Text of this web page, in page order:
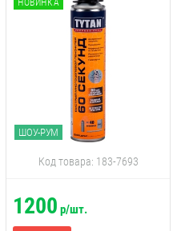
НОВИНКА
ШОУ-РУМ
Код товара: 183-7693
1200 р/шт.